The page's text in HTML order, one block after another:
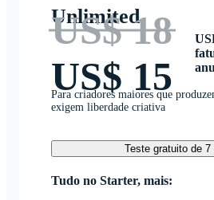
Unlimited
US$ 18
US$ 15
Para criadores maiores que
exigem liberdade criativa
Teste gratuito de 7
Tudo no Starter, mais: